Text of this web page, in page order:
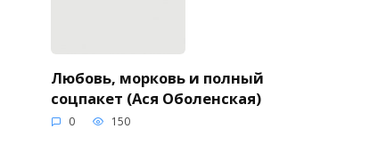
Любовь, морковь и полный
соцпакет (Ася Оболенская)
0 150